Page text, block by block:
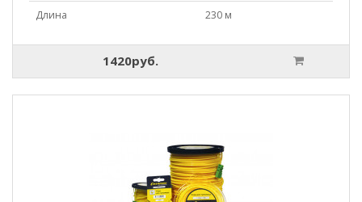
Длина
230 м
1420руб.